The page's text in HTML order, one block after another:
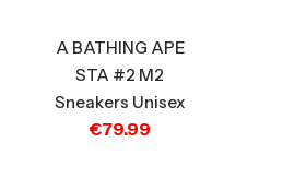
A BATHING APE
STA #2 M2
Sneakers Unisex
€79.99